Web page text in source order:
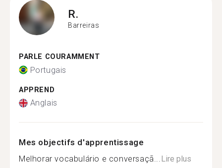
R.
Barreiras
PARLE COURAMMENT
Portugais
APPREND
Anglais
Mes objectifs d'apprentissage
Melhorar vocabulário e conversaçã...Lire plus